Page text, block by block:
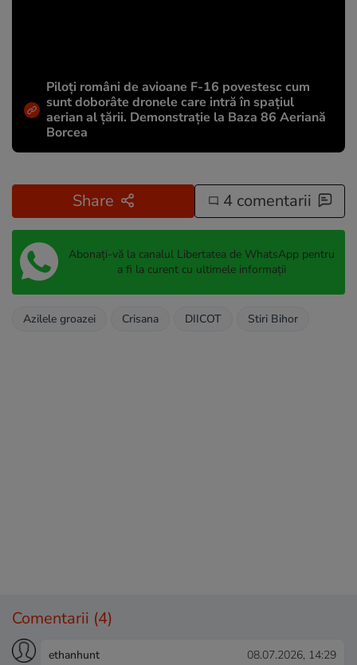
Piloți români de avioane F-16 povestesc cum
sunt doborâte dronele care intră în spațiul
aerian al țării. Demonstrație la Baza 86 Aeriană
Borcea
Share 4 comentarii
Abonați-vă la canalul Libertatea de WhatsApp pentru
a fi la curent cu ultimele informații
Azilele groazei Crisana DIICOT Stiri Bihor
Comentarii (4)
ethanhunt 08.07.2026, 14:29